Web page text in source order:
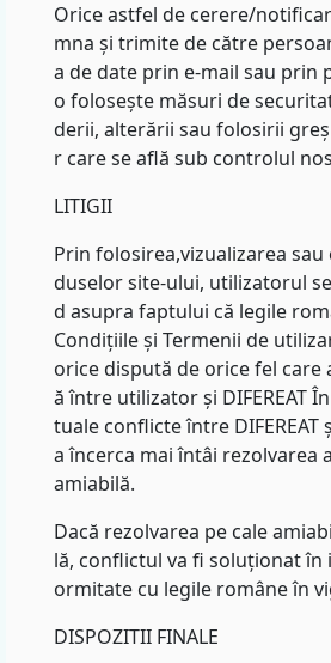
Orice astfel de cerere/
mna și trimite de către
a de date prin e-mail sau prin
o folosește măsuri de
derii, alterării sau folosirii
r care se află sub controlul
LITIGII
Prin folosirea,vizualizarea
duselor site-ului, utilizatorul
d asupra faptului că legile
Condițiile și Termenii de
orice dispută de orice fel care
ă între utilizator și DIFEREAT
tuale conflicte între DIFEREAT
a încerca mai întâi rezolvarea
amiabilă.
Dacă rezolvarea pe cale
lă, conflictul va fi soluționat în
ormitate cu legile române în
DISPOZITII FINALE